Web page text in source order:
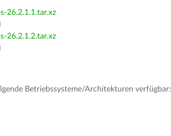
26.2.1.1.tar.xz
)
26.2.1.2.tar.xz
)
Betriebssysteme/Architekturen verfügbar: